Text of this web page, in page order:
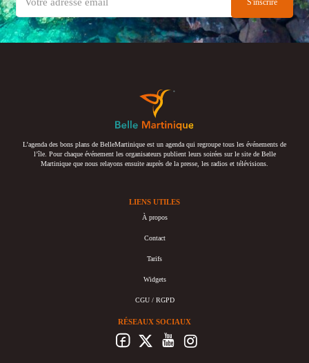
L’agenda des bons plans de BelleMartinique est un agenda qui regroupe tous les événements de
l’île. Pour chaque événement les organisateurs publient leurs soirées sur le site de Belle
Martinique que nous relayons ensuite auprès de la presse, les radios et télévisions.
LIENS UTILES
À propos
Contact
Tarifs
Widgets
CGU / RGPD
RÉSEAUX SOCIAUX